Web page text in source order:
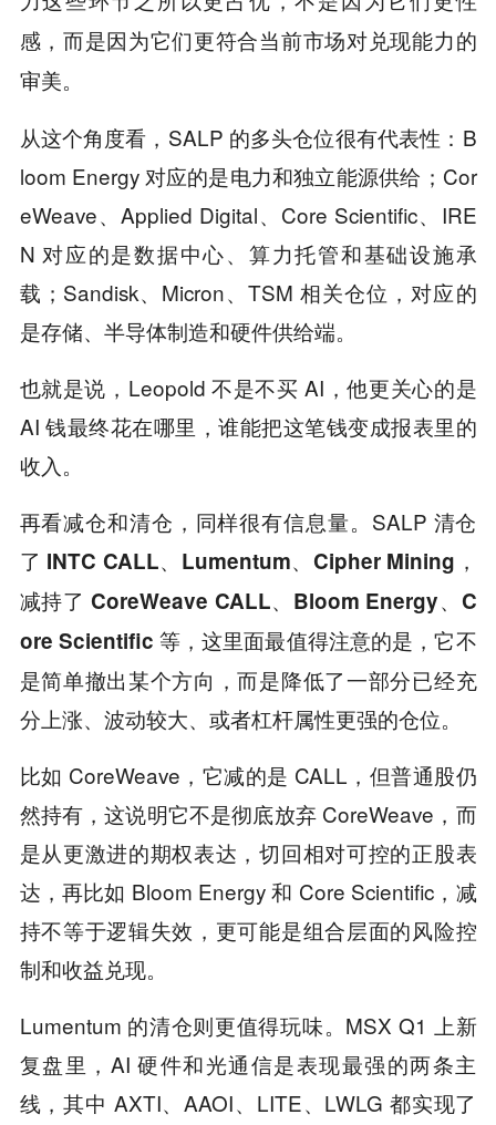
感，而是因为它们更符合当前市场对兑现能力的
审美。
从这个角度看，SALP 的多头仓位很有代表性：B
loom Energy 对应的是电力和独立能源供给；Cor
eWeave、Applied Digital、Core Scientific、IRE
N 对应的是数据中心、算力托管和基础设施承
载；Sandisk、Micron、TSM 相关仓位，对应的
是存储、半导体制造和硬件供给端。
也就是说，Leopold 不是不买 AI，他更关心的是
AI 钱最终花在哪里，谁能把这笔钱变成报表里的
收入。
再看减仓和清仓，同样很有信息量。SALP 清仓
了 INTC CALL、Lumentum、Cipher Mining ，
减持了 CoreWeave CALL、Bloom Energy、C
ore Scientific 等，这里面最值得注意的是，它不
是简单撤出某个方向，而是降低了一部分已经充
分上涨、波动较大、或者杠杆属性更强的仓位。
比如 CoreWeave，它减的是 CALL，但普通股仍
然持有，这说明它不是彻底放弃 CoreWeave，而
是从更激进的期权表达，切回相对可控的正股表
达，再比如 Bloom Energy 和 Core Scientific，减
持不等于逻辑失效，更可能是组合层面的风险控
制和收益兑现。
Lumentum 的清仓则更值得玩味。MSX Q1 上新
复盘里，AI 硬件和光通信是表现最强的两条主
线，其中 AXTI、AAOI、LITE、LWLG 都实现了